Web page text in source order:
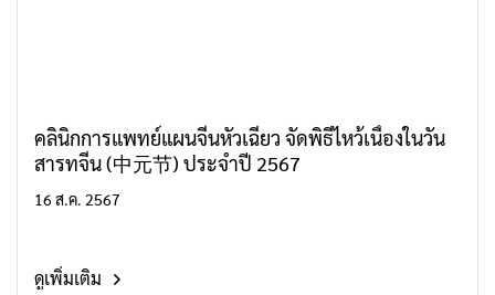
คลินิกการแพทย์แผนจีนหัวเฉียว จัดพิธีไหว้เนื่องในวัน
สารทจีน (中元节) ประจำปี 2567
16 ส.ค. 2567
ดูเพิ่มเติม